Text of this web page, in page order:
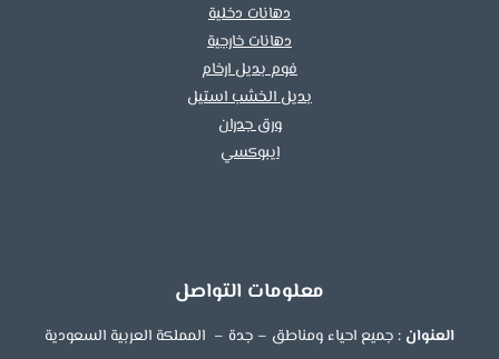
دهانات دخلية
دهانات خارجية
فوم بديل ارخام
بديل الخشب استيل
ورق جدران
ايبوكسي
معلومات التواصل
العنوان : جميع احياء ومناطق – جدة – المملكة العربية السعودية